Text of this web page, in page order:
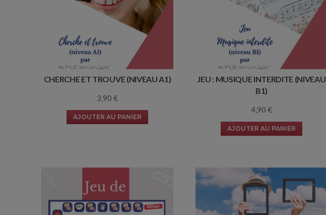
CHERCHE ET TROUVE (NIVEAU A1)
3,90 €
AJOUTER AU PANIER
JEU : MUSIQUE INTERDITE (NIVEAU
B1)
4,90 €
AJOUTER AU PANIER